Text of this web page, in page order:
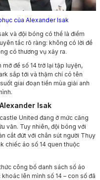
của Alexander Isak
và đội bóng có thể là điểm
tắc rõ ràng: không có lời đề
có thương vụ xảy ra.
để số 14 trở lại tập luyện,
sắp tới và thậm chí có tên
giai đoạn tiền mùa giải anh
Isak
United đang ở mức căng
vãn. Tuy nhiên, đội bóng với
cắt đứt với chân sút người Thụy
chiếc áo số 14 quen thuộc
công bố danh sách số áo
lên mình số 14 – con số đã